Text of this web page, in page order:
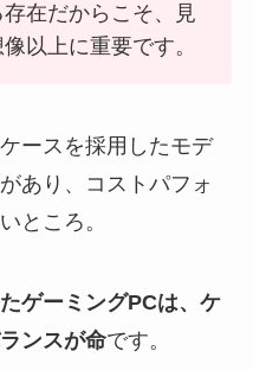
在だからこそ、見
以上に重要です。
ースを採用したモデ
あり、コストパフォ
ところ。
ゲーミングPCは、ケ
ンスが命です。